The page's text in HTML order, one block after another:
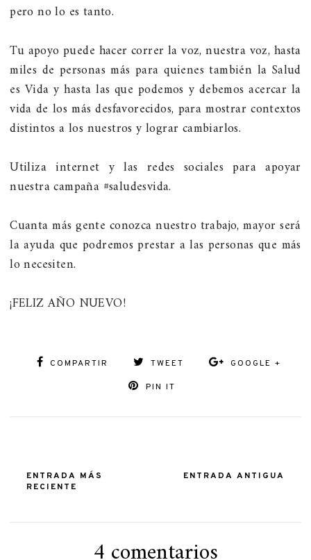
pero no lo es tanto.
Tu apoyo puede hacer correr la voz, nuestra voz, hasta
miles de personas más para quienes también la Salud
es Vida y hasta las que podemos y debemos acercar la
vida de los más desfavorecidos, para mostrar contextos
distintos a los nuestros y lograr cambiarlos.
Utiliza internet y las redes sociales para apoyar
nuestra campaña #saludesvida.
Cuanta más gente conozca nuestro trabajo, mayor será
la ayuda que podremos prestar a las personas que más
lo necesiten.
¡FELIZ AÑO NUEVO!
COMPARTIR TWEET GOOGLE +
PIN IT
ENTRADA MÁS
RECIENTE
ENTRADA ANTIGUA